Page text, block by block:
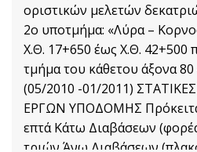
οριστικών μελετών
2ο υποτμήμα: «Λύρα –
Χ.Θ. 17+650 έως Χ.Θ. 42+500
τμήμα του κάθετου άξονα
(05/2010 -01/2011)
ΕΡΓΩΝ ΥΠΟΔΟΜΗΣ
επτά Κάτω Διαβάσεων
τριών Άνω Διαβάσεων